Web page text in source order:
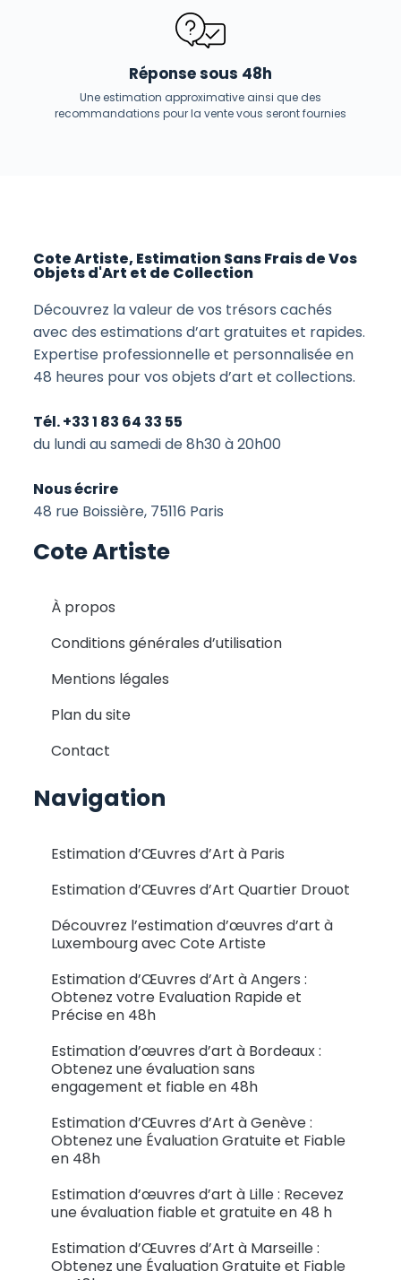
Réponse sous 48h
Une estimation approximative ainsi que des
recommandations pour la vente vous seront fournies
Cote Artiste, Estimation Sans Frais de Vos
Objets d'Art et de Collection
Découvrez la valeur de vos trésors cachés
avec des estimations d’art gratuites et rapides.
Expertise professionnelle et personnalisée en
48 heures pour vos objets d’art et collections.
Tél. +33 1 83 64 33 55
du lundi au samedi de 8h30 à 20h00
Nous écrire
48 rue Boissière, 75116 Paris
Cote Artiste
À propos
Conditions générales d’utilisation
Mentions légales
Plan du site
Contact
Navigation
Estimation d’Œuvres d’Art à Paris
Estimation d’Œuvres d’Art Quartier Drouot
Découvrez l’estimation d’œuvres d’art à
Luxembourg avec Cote Artiste
Estimation d’Œuvres d’Art à Angers :
Obtenez votre Evaluation Rapide et
Précise en 48h
Estimation d’œuvres d’art à Bordeaux :
Obtenez une évaluation sans
engagement et fiable en 48h
Estimation d’Œuvres d’Art à Genève :
Obtenez une Évaluation Gratuite et Fiable
en 48h
Estimation d’œuvres d’art à Lille : Recevez
une évaluation fiable et gratuite en 48 h
Estimation d’Œuvres d’Art à Marseille :
Obtenez une Évaluation Gratuite et Fiable